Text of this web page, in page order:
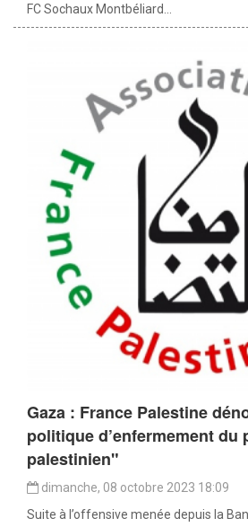
FC Sochaux Montbéliard...
Gaza : France Palestine
politique d’enfermement du
palestinien"
dimanche, 08 octobre 2023 18:09
Suite à l’offensive menée depuis la